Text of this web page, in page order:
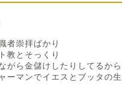
者崇拝ばかり
教とそっくり
がら金儲けしたりしてるか
ーマンでイエスとブッタの